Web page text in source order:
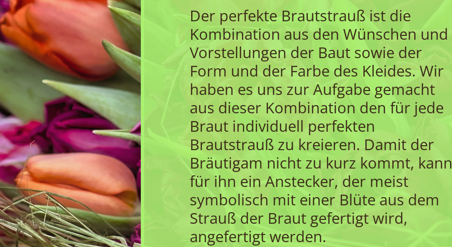
Der perfekte Brautstrauß ist die
Kombination aus den Wünschen und
Vorstellungen der Baut sowie der
Form und der Farbe des Kleides. Wir
haben es uns zur Aufgabe gemacht
aus dieser Kombination den für jede
Braut individuell perfekten
Brautstrauß zu kreieren. Damit der
Bräutigam nicht zu kurz kommt, kann
für ihn ein Anstecker, der meist
symbolisch mit einer Blüte aus dem
Strauß der Braut gefertigt wird,
angefertigt werden.